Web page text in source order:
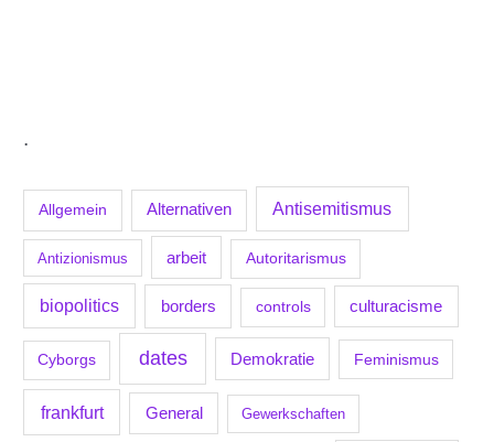
.
Allgemein Alternativen Antisemitismus
Antizionismus arbeit Autoritarismus
biopolitics borders controls culturacisme
Cyborgs dates Demokratie Feminismus
frankfurt General Gewerkschaften